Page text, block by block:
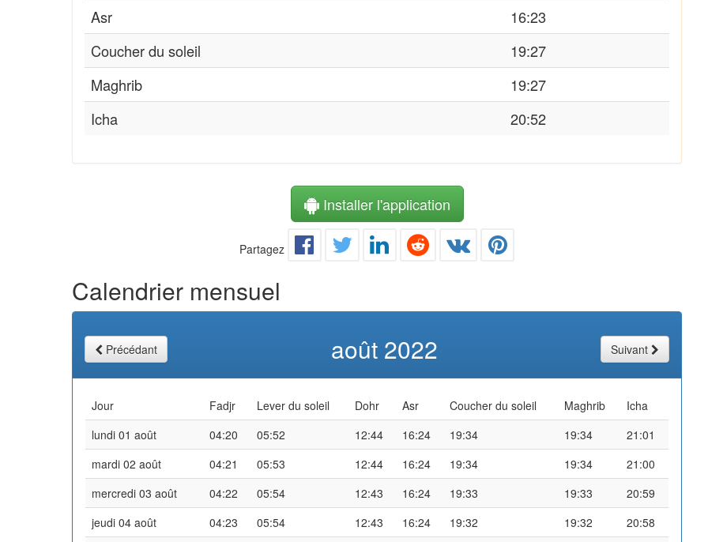
Asr
16:23
Coucher du soleil
19:27
Maghrib
19:27
Icha
20:52
Installer l'application
Partagez
Calendrier mensuel
Précédant août 2022 Suivant
Jour Fadjr Lever du soleil Dohr Asr Coucher du soleil Maghrib
Icha
lundi 01 août
04:20 05:52 12:44 16:24 19:34 19:34
21:01
mardi 02 août
04:21 05:53 12:44 16:24 19:34 19:34
21:00
mercredi 03 août
04:22 05:54 12:43 16:24 19:33 19:33
20:59
jeudi 04 août
04:23 05:54 12:43 16:24 19:32 19:32
20:58